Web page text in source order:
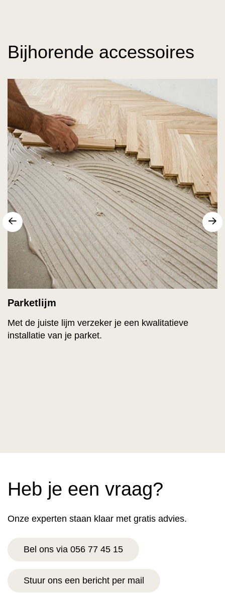
Bijhorende accessoires
Parketlijm
Met de juiste lijm verzeker je een kwalitatieve
installatie van je parket.
Vorige
Heb je een vraag?
Onze experten staan klaar met gratis advies.
Bel ons via 056 77 45 15
Stuur ons een bericht per mail